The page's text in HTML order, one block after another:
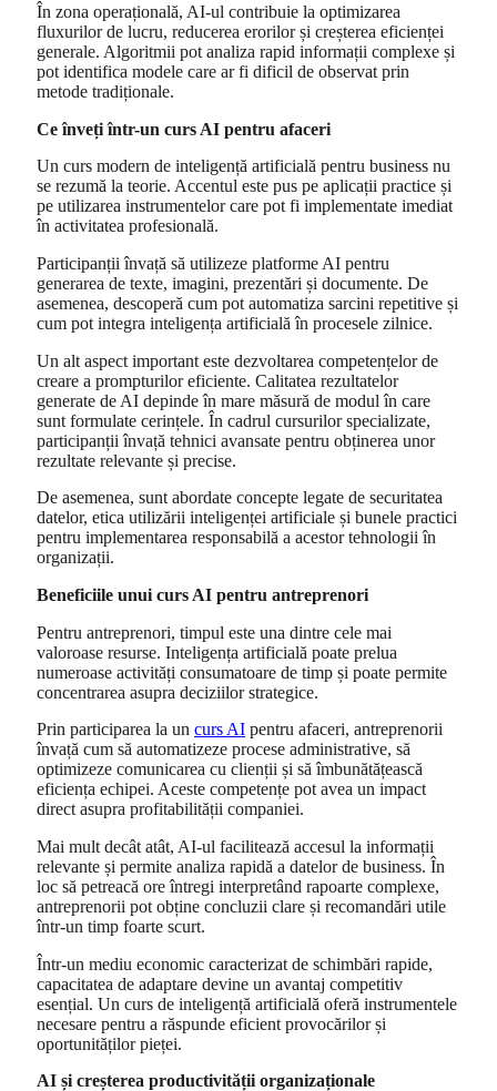
În zona operațională, AI-ul contribuie la optimizarea
fluxurilor de lucru, reducerea erorilor și creșterea eficienței
generale. Algoritmii pot analiza rapid informații complexe și
pot identifica modele care ar fi dificil de observat prin
metode tradiționale.
Ce înveți într-un curs AI pentru afaceri
Un curs modern de inteligență artificială pentru business nu
se rezumă la teorie. Accentul este pus pe aplicații practice și
pe utilizarea instrumentelor care pot fi implementate imediat
în activitatea profesională.
Participanții învață să utilizeze platforme AI pentru
generarea de texte, imagini, prezentări și documente. De
asemenea, descoperă cum pot automatiza sarcini repetitive și
cum pot integra inteligența artificială în procesele zilnice.
Un alt aspect important este dezvoltarea competențelor de
creare a prompturilor eficiente. Calitatea rezultatelor
generate de AI depinde în mare măsură de modul în care
sunt formulate cerințele. În cadrul cursurilor specializate,
participanții învață tehnici avansate pentru obținerea unor
rezultate relevante și precise.
De asemenea, sunt abordate concepte legate de securitatea
datelor, etica utilizării inteligenței artificiale și bunele practici
pentru implementarea responsabilă a acestor tehnologii în
organizații.
Beneficiile unui curs AI pentru antreprenori
Pentru antreprenori, timpul este una dintre cele mai
valoroase resurse. Inteligența artificială poate prelua
numeroase activități consumatoare de timp și poate permite
concentrarea asupra deciziilor strategice.
Prin participarea la un curs AI pentru afaceri, antreprenorii
învață cum să automatizeze procese administrative, să
optimizeze comunicarea cu clienții și să îmbunătățească
eficiența echipei. Aceste competențe pot avea un impact
direct asupra profitabilității companiei.
Mai mult decât atât, AI-ul facilitează accesul la informații
relevante și permite analiza rapidă a datelor de business. În
loc să petreacă ore întregi interpretând rapoarte complexe,
antreprenorii pot obține concluzii clare și recomandări utile
într-un timp foarte scurt.
Într-un mediu economic caracterizat de schimbări rapide,
capacitatea de adaptare devine un avantaj competitiv
esențial. Un curs de inteligență artificială oferă instrumentele
necesare pentru a răspunde eficient provocărilor și
oportunităților pieței.
AI și creșterea productivității organizaționale